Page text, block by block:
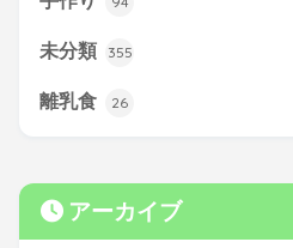
未分類 355
離乳食 26
アーカイブ